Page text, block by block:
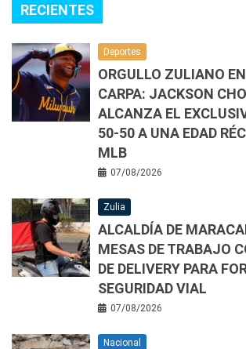
RECIENTES
Deportes
ORGULLO ZULIANO
CARPA: JACKSON
ALCANZA EL
50-50 A UNA EDAD
MLB
07/08/2026
Zulia
ALCALDÍA DE
MESAS DE TRABAJO
DE DELIVERY PARA
SEGURIDAD VIAL
07/08/2026
Nacional